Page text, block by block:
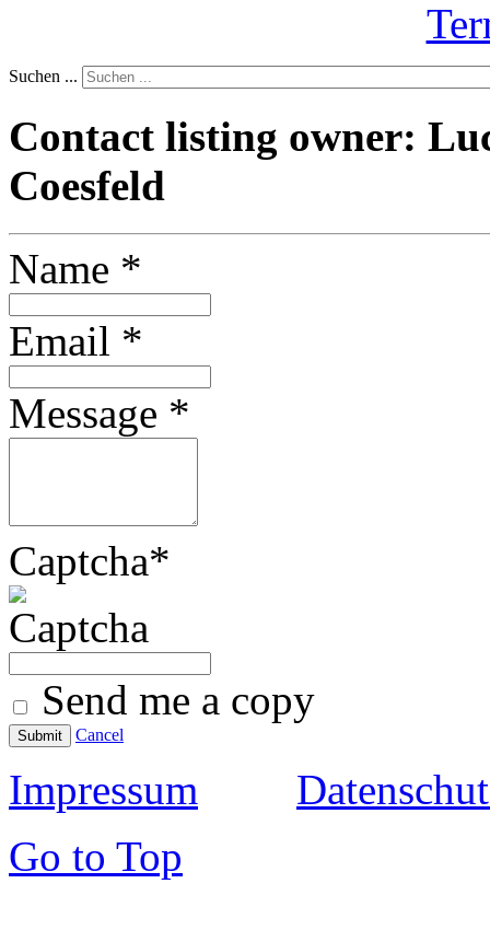
Suchen ...
Contact listing owner:
Coesfeld
Name *
Email *
Message *
Captcha*
Send me a copy
Submit Cancel
Impressum
Go to Top